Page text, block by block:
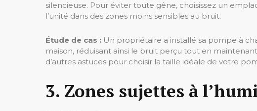
silencieuse. Pour éviter toute gêne, choisissez un
l’unité dans des zones moins sensibles au bruit.
Étude de cas : Un propriétaire a installé sa pompe à
maison, réduisant ainsi le bruit perçu tout en
d’autres astuces pour choisir la taille idéale de votre
3. Zones sujettes à